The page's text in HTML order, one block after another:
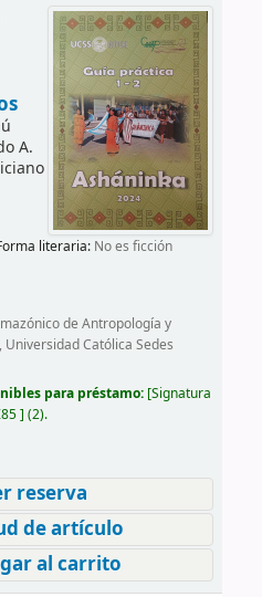
A.
literaria: No es ficción
de Antropología y
Universidad Católica Sedes
para préstamo: Signatura
(2).
reserva
de artículo
al carrito